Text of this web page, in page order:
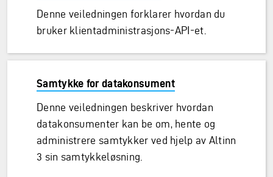
Denne veiledningen forklarer hvordan du
bruker klientadministrasjons-API-et.
Samtykke for datakonsument
Denne veiledningen beskriver hvordan
datakonsumenter kan be om, hente og
administrere samtykker ved hjelp av Altinn
3 sin samtykkeløsning.